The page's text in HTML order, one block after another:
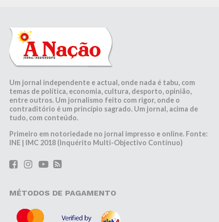
Um jornal independente e actual, onde nada é tabu, com
temas de política, economia, cultura, desporto, opinião,
entre outros. Um jornalismo feito com rigor, onde o
contraditório é um princípio sagrado. Um jornal, acima de
tudo, com conteúdo.
Primeiro em notoriedade no jornal impresso e online. Fonte:
INE | IMC 2018 (Inquérito Multi-Objectivo Contínuo)
MÉTODOS DE PAGAMENTO